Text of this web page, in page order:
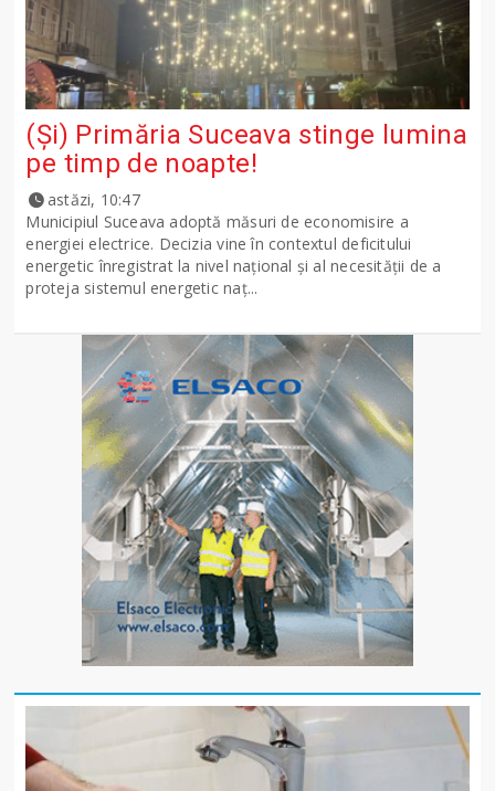
(Și) Primăria Suceava stinge lumina
pe timp de noapte!
astăzi, 10:47
Municipiul Suceava adoptă măsuri de economisire a
energiei electrice. Decizia vine în contextul deficitului
energetic înregistrat la nivel național și al necesității de a
proteja sistemul energetic naț...